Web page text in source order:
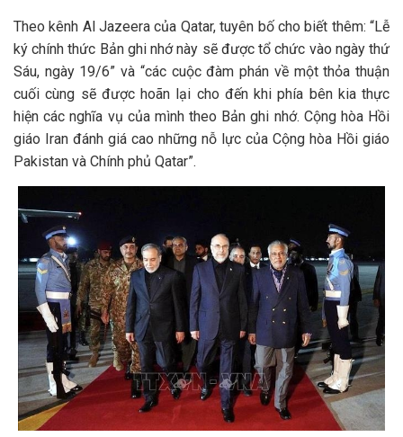
Theo kênh Al Jazeera của Qatar, tuyên bố cho biết thêm: “Lễ
ký chính thức Bản ghi nhớ này sẽ được tổ chức vào ngày thứ
Sáu, ngày 19/6” và “các cuộc đàm phán về một thỏa thuận
cuối cùng sẽ được hoãn lại cho đến khi phía bên kia thực
hiện các nghĩa vụ của mình theo Bản ghi nhớ. Cộng hòa Hồi
giáo Iran đánh giá cao những nỗ lực của Cộng hòa Hồi giáo
Pakistan và Chính phủ Qatar”.